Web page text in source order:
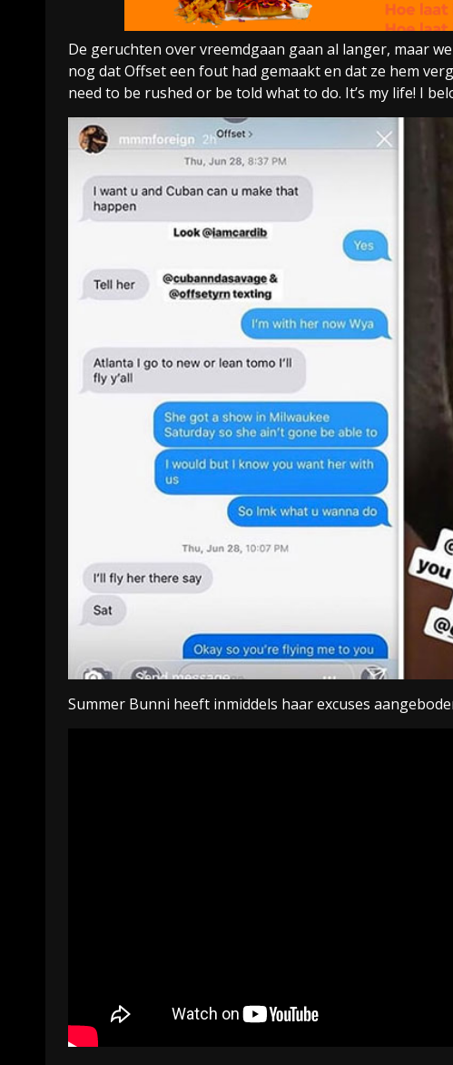
De geruchten over vreemdgaan gaan al langer, maar
nog dat Offset een fout had gemaakt en dat ze hem
need to be rushed or be told what to do. It’s my life! I
Summer Bunni heeft inmiddels haar excuses